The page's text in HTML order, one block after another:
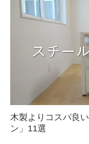
木製よりコスパ良
ン」11選